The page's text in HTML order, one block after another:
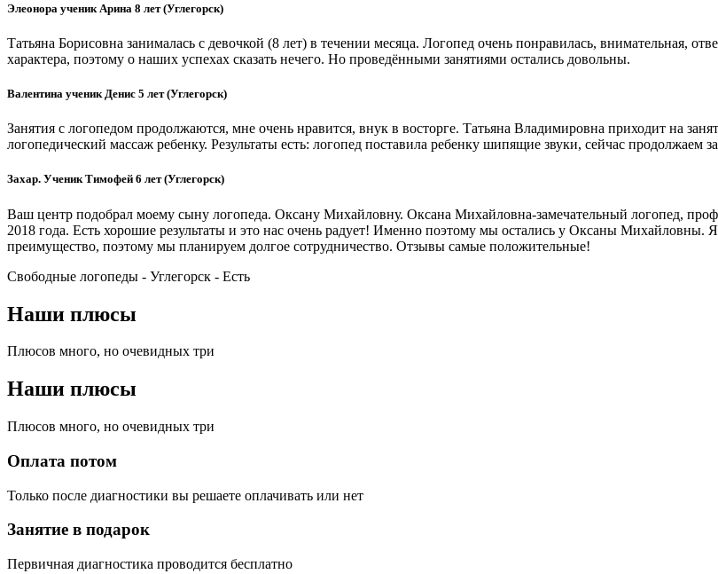
Элеонора ученик Арина 8 лет (Углегорск)
Татьяна Борисовна занималась с девочкой (8 лет) в течении месяца. Логопед очень понравилась, внимательная,
характера, поэтому о наших успехах сказать нечего. Но проведёнными занятиями остались довольны.
Валентина ученик Денис 5 лет (Углегорск)
Занятия с логопедом продолжаются, мне очень нравится, внук в восторге. Татьяна Владимировна приходит на
логопедический массаж ребенку. Результаты есть: логопед поставила ребенку шипящие звуки, сейчас продолжаем
Захар. Ученик Тимофей 6 лет (Углегорск)
Ваш центр подобрал моему сыну логопеда. Оксану Михайловну. Оксана Михайловна-замечательный логопед,
2018 года. Есть хорошие результаты и это нас очень радует! Именно поэтому мы остались у Оксаны Михайловны.
преимущество, поэтому мы планируем долгое сотрудничество. Отзывы самые положительные!
Свободные логопеды - Углегорск - Есть
Наши плюсы
Плюсов много, но очевидных три
Наши плюсы
Плюсов много, но очевидных три
Оплата потом
Только после диагностики вы решаете оплачивать или нет
Занятие в подарок
Первичная диагностика проводится бесплатно